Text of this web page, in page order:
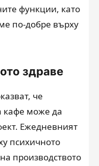
функции, като
по-добре върху
здраве
че
кафе може да
Ежедневният
психичното
производството